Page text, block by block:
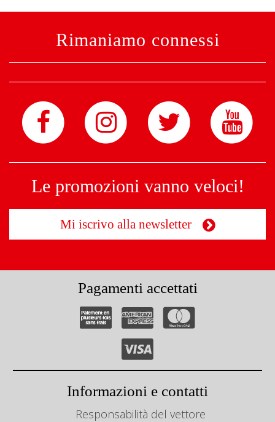
Rimaniamo connessi
Le promozioni vanno veloci!
Mi iscrivo alla newsletter
Pagamenti accettati
Informazioni e contatti
Responsabilità del vettore